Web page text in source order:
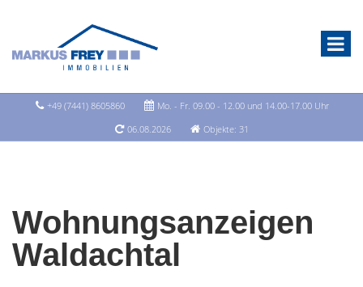
+49 (7441) 8605860
Mo. - Fr. 09.00 - 12.00 und 14.00-17.00 Uhr
06.08.2026
Objekte: 31
Wohnungsanzeigen
Waldachtal